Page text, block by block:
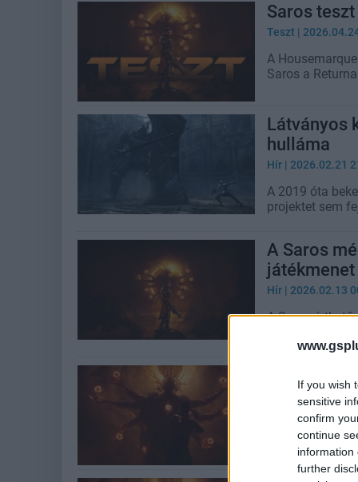
If you wish
sensitive
confirm
continue
information
further
Saros
Teszt |
A
Saros a
Látványos
hulláma
Hír | 2026.02.21
A 2019 óta
projektet sem
A Saros
Hír | 2026.02.13
A Saros
| 2025.12.12
A Returnal
harcélményt,